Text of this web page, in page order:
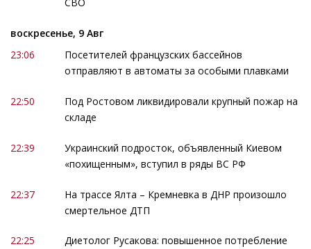
воскресенье, 9 Авг
23:06
Посетителей французских бассейнов
отправляют в автоматы за особыми плавками
22:50
Под Ростовом ликвидировали крупный пожар на
складе
22:39
Украинский подросток, объявленный Киевом
«похищенным», вступил в ряды ВС РФ
22:37
На трассе Ялта – Кремневка в ДНР произошло
смертельное ДТП
22:25
Диетолог Русакова: повышенное потребление